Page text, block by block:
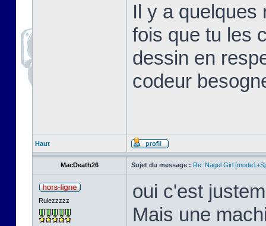
Il y a quelques
fois que tu les
dessin en
codeur
Haut
MacDeath26 Sujet du message : Re: Nagel Girl
Rulezzzzz
oui c'est
Mais une